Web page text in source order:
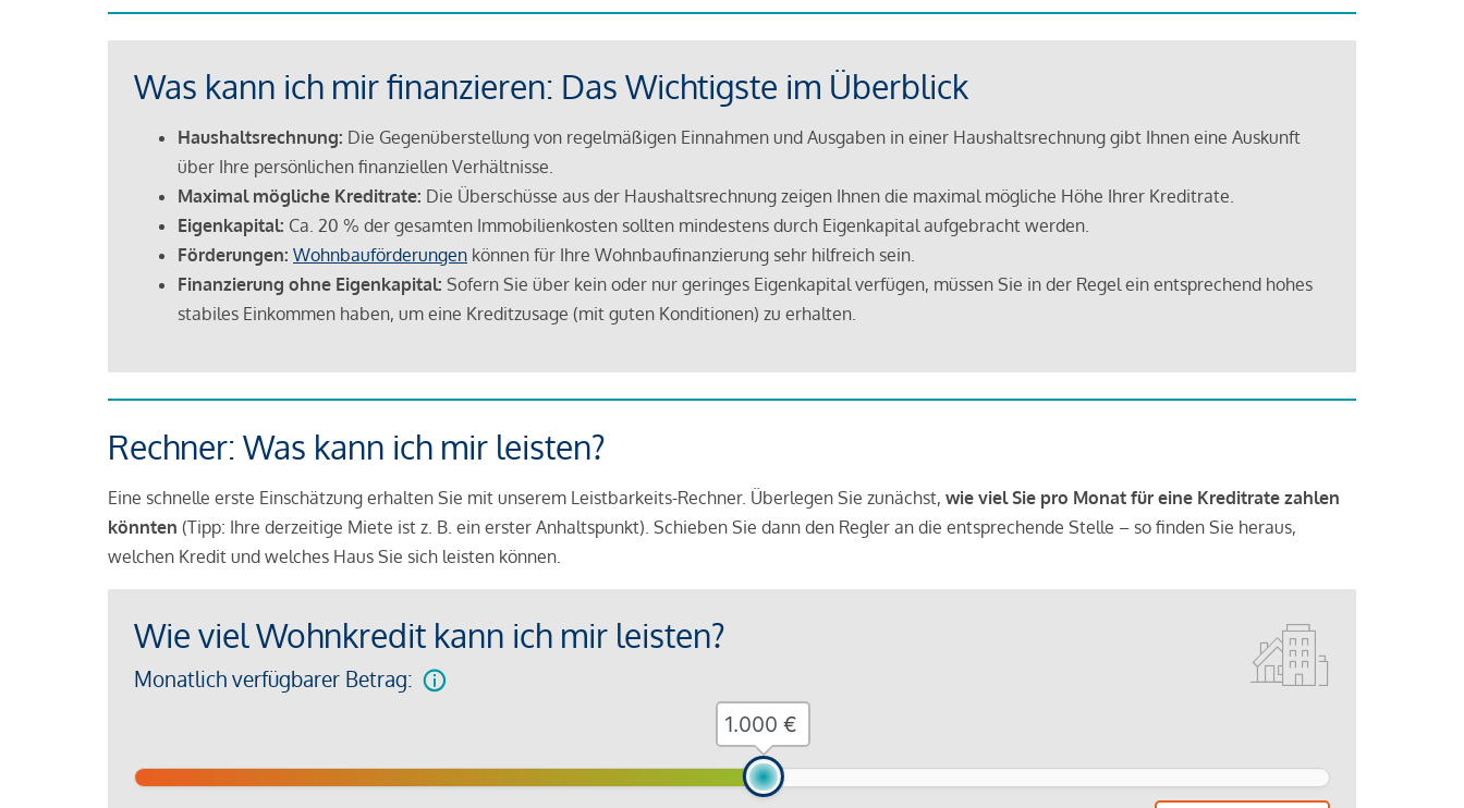
Was kann ich mir finanzieren: Das Wichtigste im Überblick
Haushaltsrechnung: Die Gegenüberstellung von regelmäßigen Einnahmen und Ausgaben in einer Haushaltsrechnung gibt Ihnen eine Auskunft
über Ihre persönlichen finanziellen Verhältnisse.
Maximal mögliche Kreditrate: Die Überschüsse aus der Haushaltsrechnung zeigen Ihnen die maximal mögliche Höhe Ihrer Kreditrate.
Eigenkapital: Ca. 20 % der gesamten Immobilienkosten sollten mindestens durch Eigenkapital aufgebracht werden.
Förderungen: Wohnbauförderungen können für Ihre Wohnbaufinanzierung sehr hilfreich sein.
Finanzierung ohne Eigenkapital: Sofern Sie über kein oder nur geringes Eigenkapital verfügen, müssen Sie in der Regel ein entsprechend hohes
stabiles Einkommen haben, um eine Kreditzusage (mit guten Konditionen) zu erhalten.
Rechner: Was kann ich mir leisten?
Eine schnelle erste Einschätzung erhalten Sie mit unserem Leistbarkeits-Rechner. Überlegen Sie zunächst, wie viel Sie pro Monat für eine Kreditrate zahlen
könnten (Tipp: Ihre derzeitige Miete ist z. B. ein erster Anhaltspunkt). Schieben Sie dann den Regler an die entsprechende Stelle – so finden Sie heraus,
welchen Kredit und welches Haus Sie sich leisten können.
Wie viel Wohnkredit kann ich mir leisten?
Monatlich verfügbarer Betrag:
€